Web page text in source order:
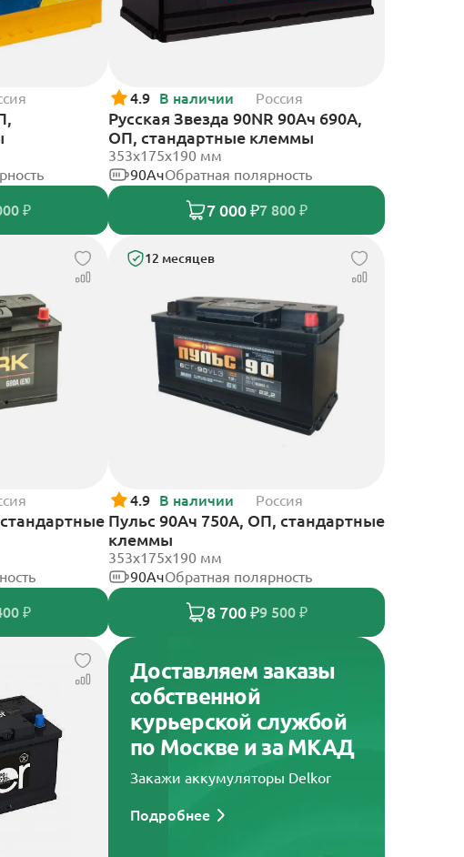
₽
4.9 В наличии Россия
Русская Звезда 90NR 90Ач 690А,
ОП, стандартные клеммы
353x175x190 мм
90АчОбратная полярность
7 000 ₽7 800 ₽
₽
12 месяцев
4.9 В наличии Россия
Пульс 90Ач 750А, ОП, стандартные
клеммы
353x175x190 мм
90АчОбратная полярность
8 700 ₽9 500 ₽
Доставляем заказы
собственной
курьерской службой
по Москве и за МКАД
Закажи аккумуляторы Delkor
Подробнее